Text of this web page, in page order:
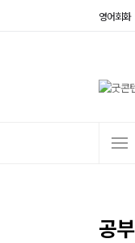
영어회화
뉴
공